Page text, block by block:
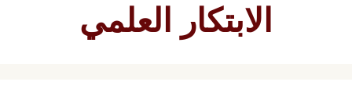
الابتكار العلمي